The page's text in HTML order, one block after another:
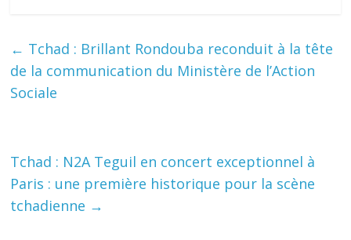
← Tchad : Brillant Rondouba reconduit à la tête
de la communication du Ministère de l’Action
Sociale
Tchad : N2A Teguil en concert exceptionnel à
Paris : une première historique pour la scène
tchadienne →